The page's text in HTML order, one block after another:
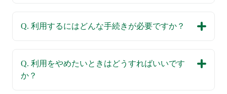
Q. 利用するにはどんな手続きが必要ですか？
Q. 利用をやめたいときはどうすればいいです
か？